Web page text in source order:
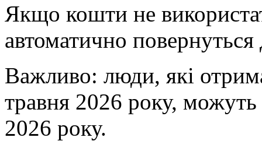
Якщо кошти не
автоматично
Важливо: люди, які
травня 2026 року,
2026 року.